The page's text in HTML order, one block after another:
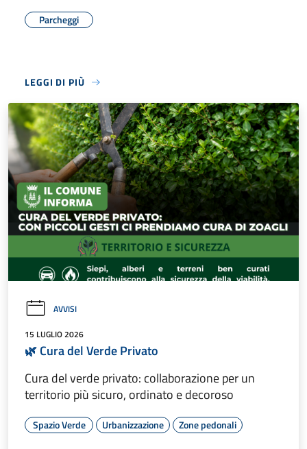
Parcheggi
LEGGI DI PIÙ
AVVISI
15 LUGLIO 2026
🌿 Cura del Verde Privato
Cura del verde privato: collaborazione per un
territorio più sicuro, ordinato e decoroso
Spazio Verde Urbanizzazione Zone pedonali